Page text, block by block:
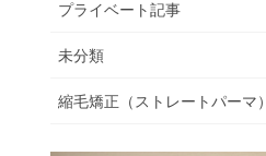
プライベート記事
未分類
縮毛矯正（ストレートパーマ）